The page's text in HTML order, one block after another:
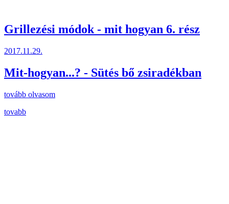
Grillezési módok - mit hogyan 6. rész
2017.11.29.
Mit-hogyan...? - Sütés bő zsiradékban
tovább olvasom
tovabb